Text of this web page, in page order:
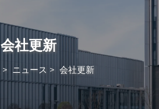
会社更新
> ニュース > 会社更新